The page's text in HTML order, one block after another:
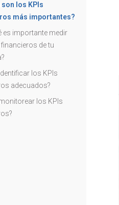
son los KPIs
más importantes?
es importante medir
financieros de tu
los KPIs
adecuados?
los KPIs